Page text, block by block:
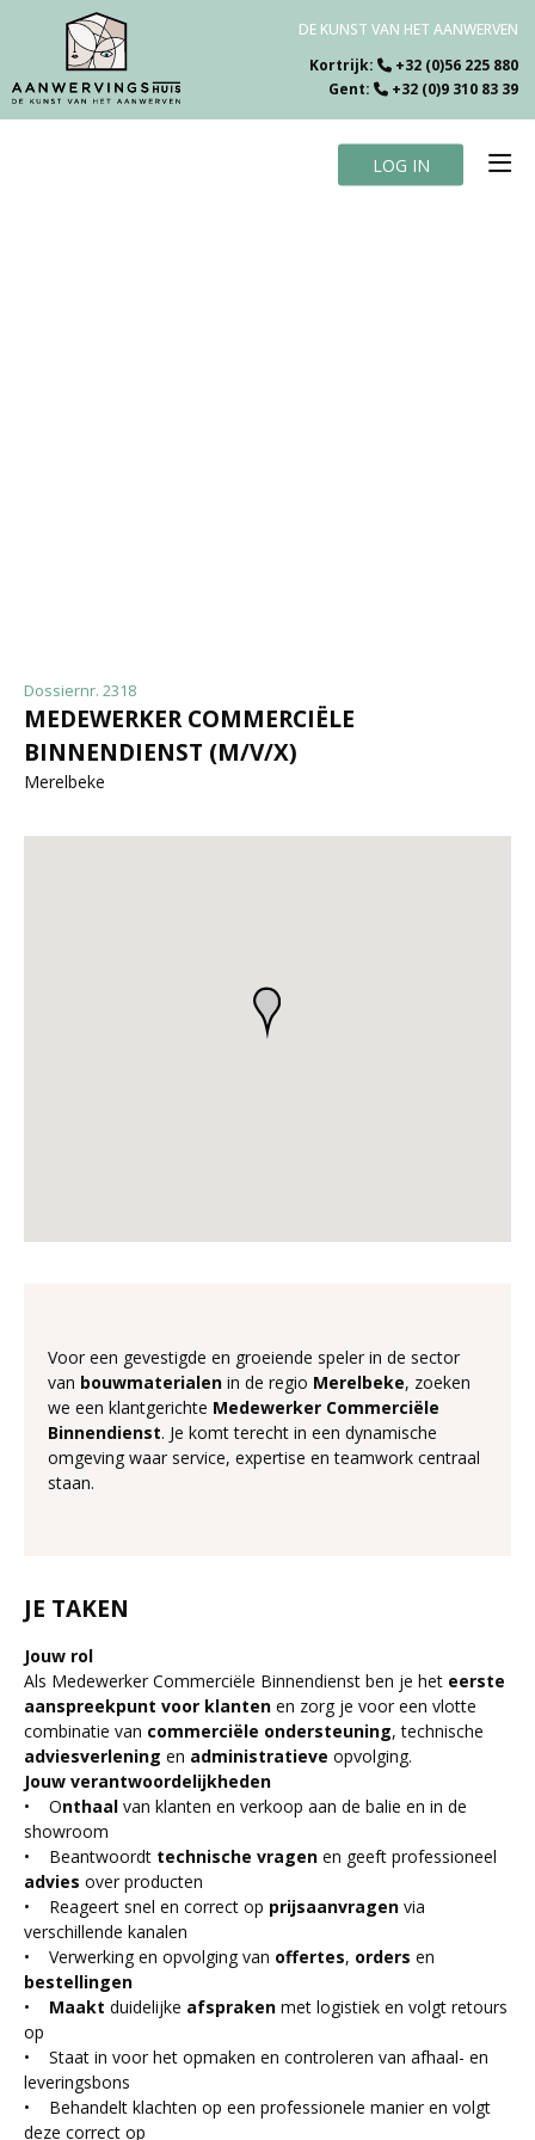
DE KUNST VAN HET AANWERVEN
Kortrijk:
+32 (0)56 225 880
Gent:
+32 (0)9 310 83 39
LOG IN
Dossiernr. 2318
MEDEWERKER COMMERCIËLE
BINNENDIENST (M/V/X)
Merelbeke
Voor een gevestigde en groeiende speler in de sector
van bouwmaterialen in de regio Merelbeke, zoeken
we een klantgerichte Medewerker Commerciële
Binnendienst. Je komt terecht in een dynamische
omgeving waar service, expertise en teamwork centraal
staan.
JE TAKEN
Jouw rol
Als Medewerker Commerciële Binnendienst ben je het eerste
aanspreekpunt voor klanten en zorg je voor een vlotte
combinatie van commerciële ondersteuning, technische
adviesverlening en administratieve opvolging.
Jouw verantwoordelijkheden
• Onthaal van klanten en verkoop aan de balie en in de
showroom
• Beantwoordt technische vragen en geeft professioneel
advies over producten
• Reageert snel en correct op prijsaanvragen via
verschillende kanalen
• Verwerking en opvolging van offertes, orders en
bestellingen
• Maakt duidelijke afspraken met logistiek en volgt retours
op
• Staat in voor het opmaken en controleren van afhaal- en
leveringsbons
• Behandelt klachten op een professionele manier en volgt
deze correct op